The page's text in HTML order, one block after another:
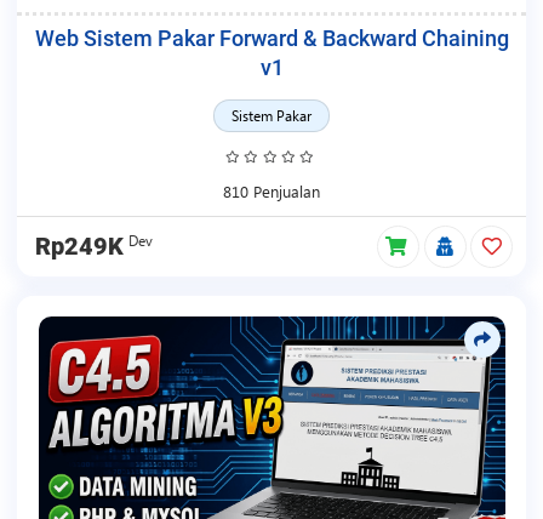
Web Sistem Pakar Forward & Backward Chaining
v1
Sistem Pakar
810 Penjualan
Rp249K Dev